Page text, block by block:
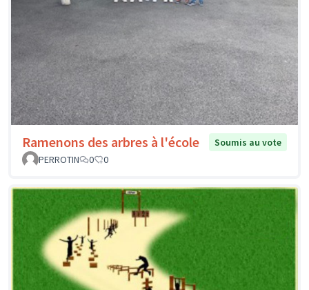
Ramenons des arbres à l'école
Soumis au vote
PERROTIN
0 0